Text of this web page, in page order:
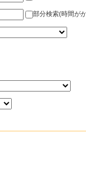
部分検索(時間が